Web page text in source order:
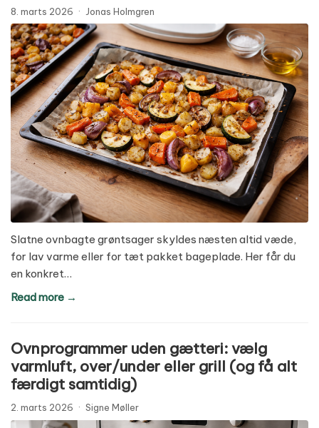
8. marts 2026 · Jonas Holmgren
Slatne ovnbagte grøntsager skyldes næsten altid væde,
for lav varme eller for tæt pakket bageplade. Her får du
en konkret…
Read more →
Ovnprogrammer uden gætteri: vælg
varmluft, over/under eller grill (og få alt
færdigt samtidig)
2. marts 2026 · Signe Møller